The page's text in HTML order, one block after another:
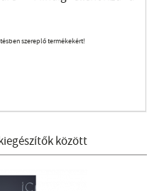
szereplő termékekért!
között